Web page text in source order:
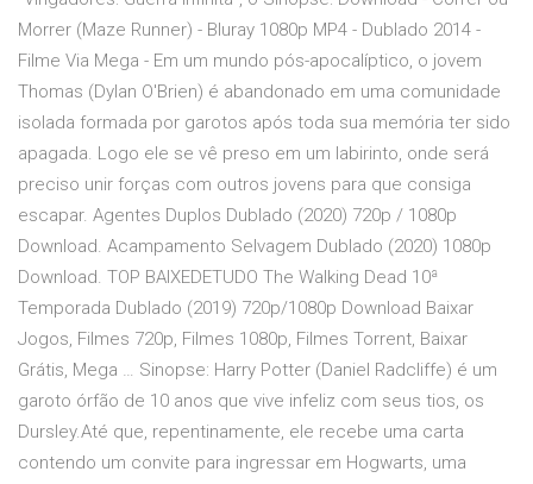
Morrer (Maze Runner) - Bluray 1080p MP4 - Dublado 2014 -
Filme Via Mega - Em um mundo pós-apocalíptico, o jovem
Thomas (Dylan O'Brien) é abandonado em uma comunidade
isolada formada por garotos após toda sua memória ter sido
apagada. Logo ele se vê preso em um labirinto, onde será
preciso unir forças com outros jovens para que consiga
escapar. Agentes Duplos Dublado (2020) 720p / 1080p
Download. Acampamento Selvagem Dublado (2020) 1080p
Download. TOP BAIXEDETUDO The Walking Dead 10ª
Temporada Dublado (2019) 720p/1080p Download Baixar
Jogos, Filmes 720p, Filmes 1080p, Filmes Torrent, Baixar
Grátis, Mega … Sinopse: Harry Potter (Daniel Radcliffe) é um
garoto órfão de 10 anos que vive infeliz com seus tios, os
Dursley.Até que, repentinamente, ele recebe uma carta
contendo um convite para ingressar em Hogwarts, uma